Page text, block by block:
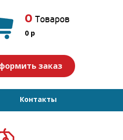
0 Товаров
0 p
заказ
Контакты